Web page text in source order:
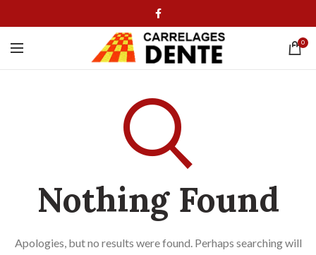
0
Nothing Found
Apologies, but no results were found. Perhaps searching will